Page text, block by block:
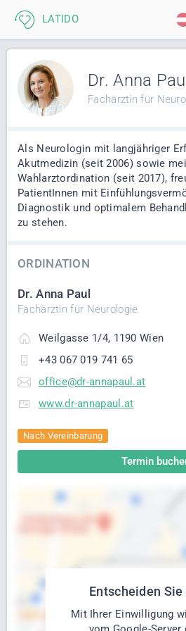
Dr. Anna Paul
Fachärztin für
Als Neurologin mit langjähriger
Akutmedizin (seit 2006) sowie
Wahlarztordination (seit 2017),
PatientInnen mit
Diagnostik und optimalem
zu stehen.
ORDINATION
Dr. Anna Paul
Fachärztin für Neurologie
Weilgasse 1/4, 1190 Wien
+43 067 019 741 65
office@dr-annapaul.at
www.dr-annapaul.at
Nach Vereinbarung
Termin
Entscheiden
Mit Ihrer Einwilligung